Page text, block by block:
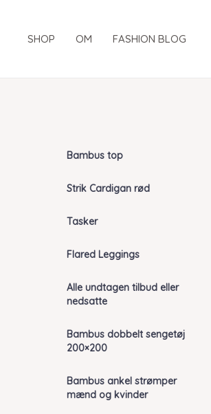
SHOP OM FASHION BLOG
Bambus top
Strik Cardigan rød
Tasker
Flared Leggings
Alle undtagen tilbud eller
nedsatte
Bambus dobbelt sengetøj
200×200
Bambus ankel strømper
mænd og kvinder